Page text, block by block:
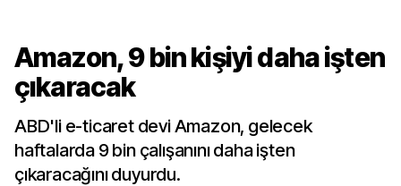
Amazon, 9 bin kişiyi daha işten
çıkaracak
ABD'li e-ticaret devi Amazon, gelecek
haftalarda 9 bin çalışanını daha işten
çıkaracağını duyurdu.